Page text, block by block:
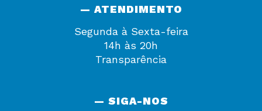
— ATENDIMENTO
Segunda à Sexta-feira
14h às 20h
Transparência
— SIGA-NOS